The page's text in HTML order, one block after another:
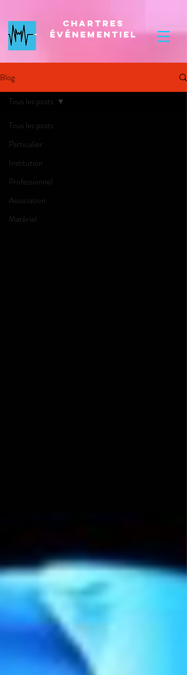
Chartres
Événementiel
Blog
Tous les posts
Particulier
Institution
Professionnel
Association
Matériel
Tous les posts